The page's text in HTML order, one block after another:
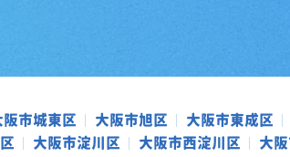
阪市城東区 大阪市旭区 大阪市東成区
大阪市淀川区 大阪市西淀川区 大